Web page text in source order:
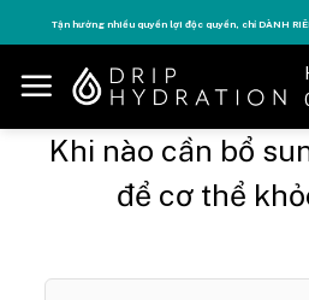
to
content
Tăng năng lượng - sống đỉnh cao với thẻ
Khi nào cần bổ
để cơ thể